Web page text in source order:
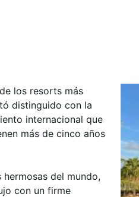
los resorts más
distinguido con la
internacional que
más de cinco años
del mundo,
con un firme